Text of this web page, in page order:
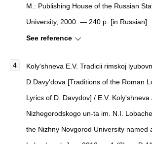
M.: Publishing House of the Russian
University, 2000. — 240 p. [in Russian]
See reference
Koly'shneva E.V. Tradicii rimskoj
D.Davy'dova [Traditions of the Roman
Lyrics of D. Davydov] / E.V. Koly'shneva
Nizhegorodskogo un-ta im. N.I.
the Nizhny Novgorod University named